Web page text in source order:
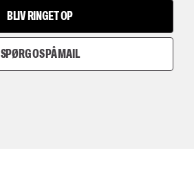
BLIV RINGET OP
SPØRG OS PÅ MAIL